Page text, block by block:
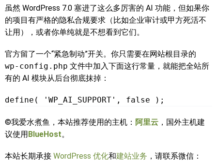
虽然 WordPress 7.0 塞进了这么多厉害的 AI 功能，但如果你
的项目有严格的隐私合规要求（比如企业审计或甲方死活不
让用），或者你单纯就是不想看到它们。
官方留了一个“紧急制动”开关。你只需要在网站根目录的
wp-config.php 文件中加入下面这行常量，就能把全站所
有的 AI 模块从后台彻底抹掉：
define( 'WP_AI_SUPPORT', false );
©我爱水煮鱼，本站推荐使用的主机： 阿里云 ，国外主机建
议使用 BlueHost。
本站长期承接 WordPress 优化和建站业务 ，请联系微信：